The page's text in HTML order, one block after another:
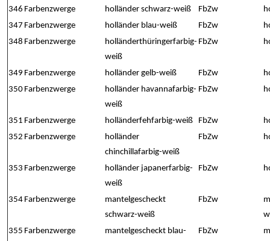
346 Farbenzwerge holländer schwarz-weiß FbZw
347 Farbenzwerge holländer blau-weiß FbZw
348 Farbenzwerge
holländerthüringerfarbig-
weiß
FbZw
349 Farbenzwerge holländer gelb-weiß FbZw
350 Farbenzwerge
holländer havannafarbig-
weiß
FbZw
351 Farbenzwerge holländerfehfarbig-weiß FbZw
352 Farbenzwerge
holländer
chinchillafarbig-weiß
FbZw
353 Farbenzwerge
holländer japanerfarbig-
weiß
FbZw
354 Farbenzwerge
mantelgescheckt
schwarz-weiß
FbZw
355 Farbenzwerge
mantelgescheckt blau-
FbZw